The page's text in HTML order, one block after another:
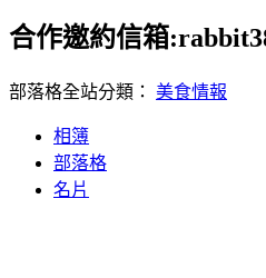
合作邀約信箱
部落格全站分類： 美食情報
相簿
部落格
名片